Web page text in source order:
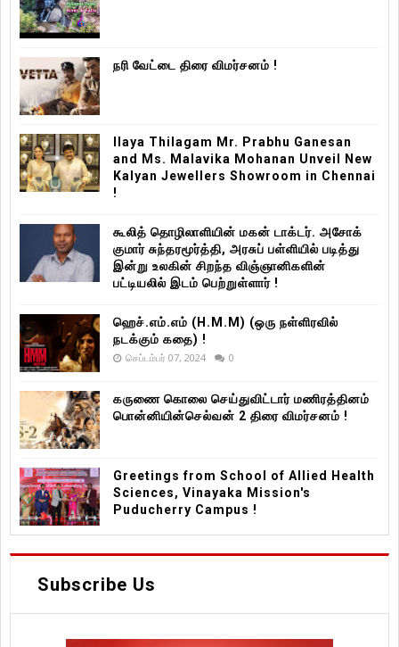
நரி வேட்டை திரை விமர்சனம் !
Ilaya Thilagam Mr. Prabhu Ganesan
and Ms. Malavika Mohanan Unveil New
Kalyan Jewellers Showroom in Chennai
!
கூலித் தொழிலாளியின் மகன் டாக்டர். அசோக்
குமார் சுந்தரமூர்த்தி, அரசுப் பள்ளியில் படித்து
இன்று உலகின் சிறந்த விஞ்ஞானிகளின்
பட்டியலில் இடம் பெற்றுள்ளார் !
ஹெச்.எம்.எம் (H.M.M) (ஒரு நள்ளிரவில்
நடக்கும் கதை) !
செப்டம்பர் 07, 2024 0
கருணை கொலை செய்துவிட்டார் மணிரத்தினம்
பொன்னியின்செல்வன் 2 திரை விமர்சனம் !
Greetings from School of Allied Health
Sciences, Vinayaka Mission's
Puducherry Campus !
Subscribe Us